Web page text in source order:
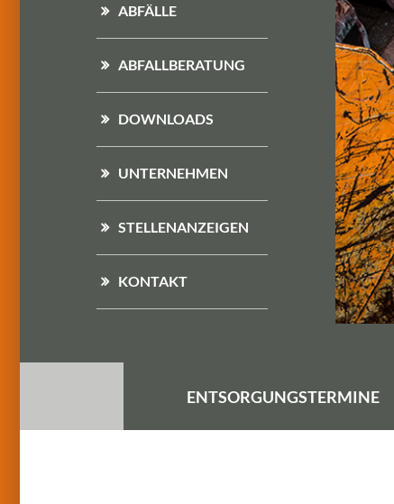
ABFÄLLE
ABFALLBERATUNG
DOWNLOADS
UNTERNEHMEN
STELLENANZEIGEN
KONTAKT
ENTSORGUNGSTERMINE